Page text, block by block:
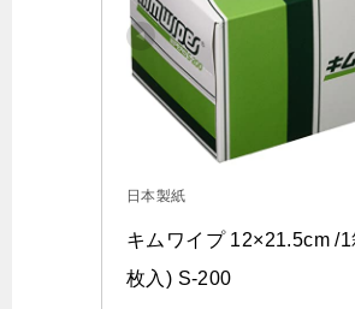
日本製紙
キムワイプ 12×21.5cm /
枚入) S-200